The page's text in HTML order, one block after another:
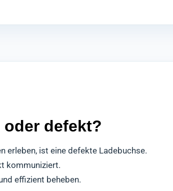
defekt?
erleben, ist eine defekte Ladebuchse.
kommuniziert.
effizient beheben.